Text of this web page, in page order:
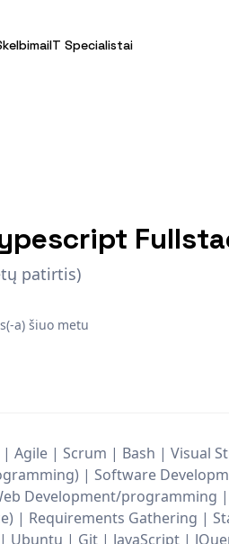
IT Specialistai
patirtis)
a) šiuo metu
| Agile | Scrum | Bash | Visual
| Software
Development/programming
| Requirements Gathering |
| Git | JavaScript |